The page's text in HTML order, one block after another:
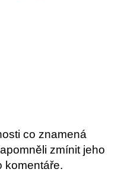
co znamená
zmínit jeho
komentáře.